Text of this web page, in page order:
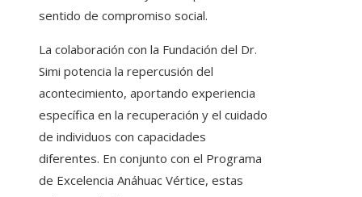
sentido de compromiso social.
La colaboración con la Fundación del Dr.
Simi potencia la repercusión del
acontecimiento, aportando experiencia
específica en la recuperación y el cuidado
de individuos con capacidades
diferentes. En conjunto con el Programa
de Excelencia Anáhuac Vértice, estas